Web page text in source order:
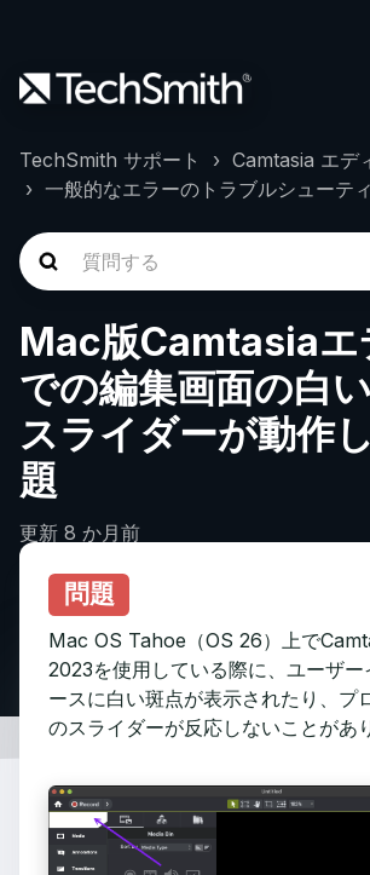
TechSmith サポート
Camtasia エデ
一般的なエラーのトラブルシューテ
Mac版Camtasiaエ
での編集画面の白
スライダーが動作
題
更新 8 か月前
問題
Mac OS Tahoe（OS 26）上で
2023を使用している際に、ユーザー
ースに白い斑点が表示されたり、プ
のスライダーが反応しないことがあ